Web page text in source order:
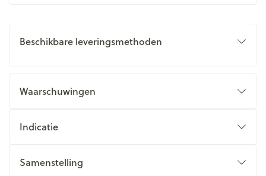
Beschikbare leveringsmethoden
Waarschuwingen
Indicatie
Samenstelling